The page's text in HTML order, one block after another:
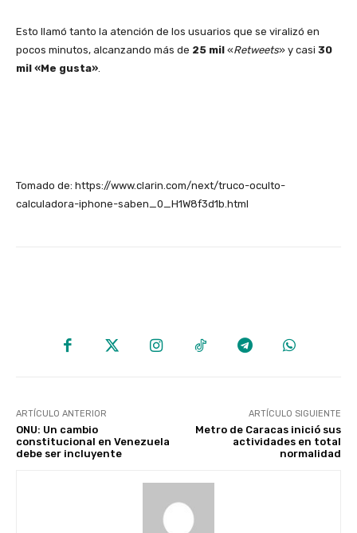
Esto llamó tanto la atención de los usuarios que se viralizó en
pocos minutos, alcanzando más de 25 mil «Retweets» y casi 30
mil «Me gusta»
Tomado de: https://www.clarin.com/next/truco-oculto-
calculadora-iphone-saben_0_H1W8f3d1b.html
ARTÍCULO ANTERIOR
ONU: Un cambio
constitucional en Venezuela
debe ser incluyente
ARTÍCULO SIGUIENTE
Metro de Caracas inició sus
actividades en total
normalidad